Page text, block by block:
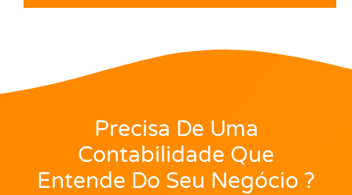
Precisa De Uma
Contabilidade Que
Entende Do Seu Negócio ?